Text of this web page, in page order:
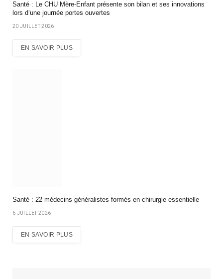
Santé : Le CHU Mère-Enfant présente son bilan et ses innovations
lors d’une journée portes ouvertes
20 JUILLET 2026
EN SAVOIR PLUS
Santé : 22 médecins généralistes formés en chirurgie essentielle
6 JUILLET 2026
EN SAVOIR PLUS